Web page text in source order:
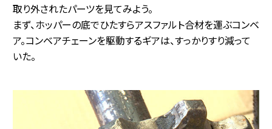
取り外されたパーツを見てみよう。
まず、ホッパーの底でひたすらアスファルト合材を運ぶコンベ
ア。コンベアチェーンを駆動するギアは、すっかりすり減って
いた。